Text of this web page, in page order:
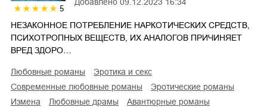
5
НЕЗАКОННОЕ ПОТРЕБЛЕНИЕ НАРКОТИЧЕСКИХ СРЕДСТВ,
ПСИХОТРОПНЫХ ВЕЩЕСТВ, ИХ АНАЛОГОВ ПРИЧИНЯЕТ
ВРЕД ЗДОРО…
любовные романы
эротика и секс
современные любовные романы
эротические романы
измена
любовные драмы
авантюрные романы